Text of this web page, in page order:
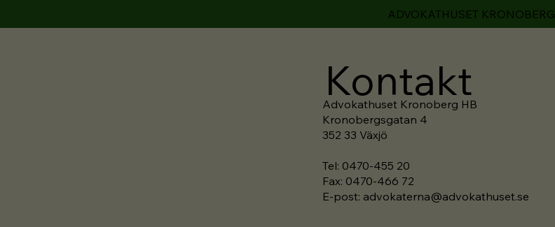
ADVOKATHUSET KRONOBERG
Kontakt
Advokathuset Kronoberg HB
Kronobergsgatan 4
352 33 Växjö
Tel: 0470-455 20
Fax: 0470-466 72
E-post: advokaterna@advokathuset.se